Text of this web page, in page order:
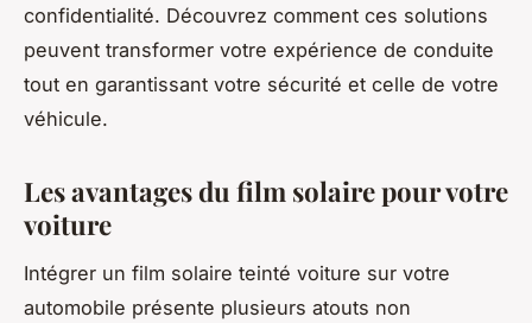
confidentialité. Découvrez comment ces solutions
peuvent transformer votre expérience de conduite
tout en garantissant votre sécurité et celle de votre
véhicule.
Les avantages du film solaire pour votre
voiture
Intégrer un film solaire teinté voiture sur votre
automobile présente plusieurs atouts non